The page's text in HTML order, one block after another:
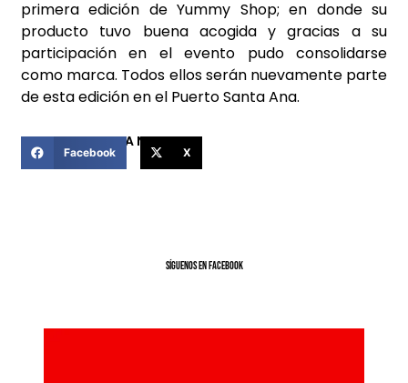
primera edición de Yummy Shop; en donde su
producto tuvo buena acogida y gracias a su
participación en el evento pudo consolidarse
como marca. Todos ellos serán nuevamente parte
de esta edición en el Puerto Santa Ana.
COMPARTIR ESTA NOTICIA
Facebook X
SíGUENOS EN FACEBOOK